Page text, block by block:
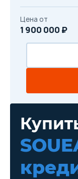
Цена от
1 900 000 ₽